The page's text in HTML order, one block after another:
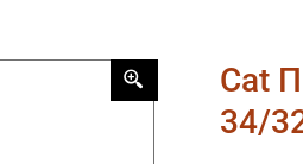
Cat
34/